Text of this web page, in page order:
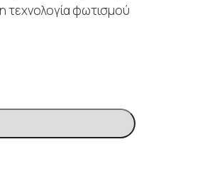
τεχνολογία φωτισμού